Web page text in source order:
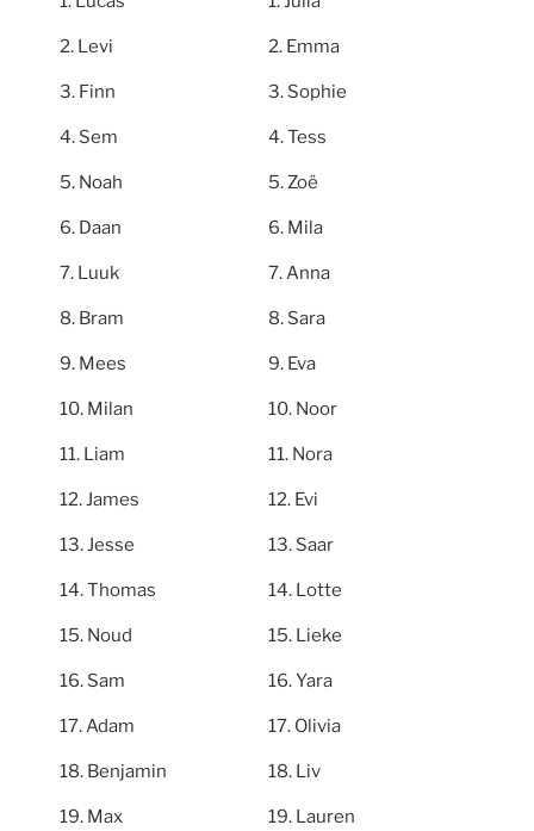
Levi
Finn
Sem
Noah
Daan
Luuk
Bram
Mees
Milan
Liam
James
Jesse
Thomas
Noud
Sam
Adam
Benjamin
Max
Emma
Sophie
Tess
Zoë
Mila
Anna
Sara
Eva
Noor
Nora
Evi
Saar
Lotte
Lieke
Yara
Olivia
Liv
Lauren